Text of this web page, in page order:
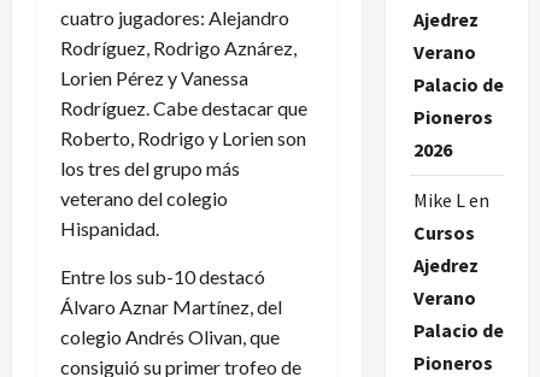
cuatro jugadores: Alejandro
Rodríguez, Rodrigo Aznárez,
Lorien Pérez y Vanessa
Rodríguez. Cabe destacar que
Roberto, Rodrigo y Lorien son
los tres del grupo más
veterano del colegio
Hispanidad.
Entre los sub-10 destacó
Álvaro Aznar Martínez, del
colegio Andrés Olivan, que
consiguió su primer trofeo de
Ajedrez
Verano
Palacio de
Pioneros
2026
Mike Len
Cursos
Ajedrez
Verano
Palacio de
Pioneros